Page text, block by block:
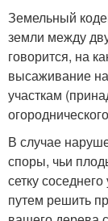
Земельный
земли между
говорится, на
высаживание
участкам
В случае
споры, чьи
сетку
путем решить